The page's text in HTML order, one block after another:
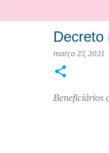
Decreto
março 27, 2021
Beneficiários